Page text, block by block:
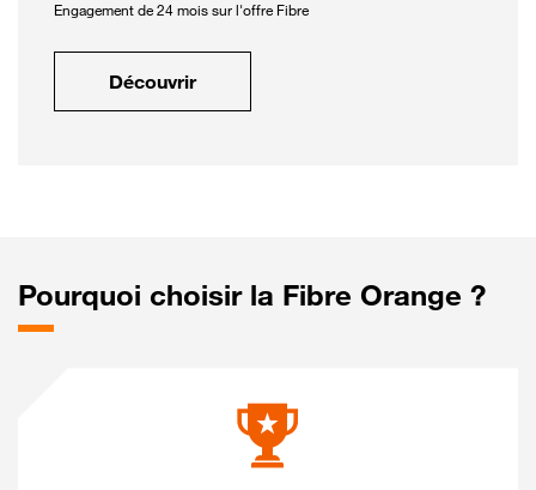
Engagement de 24 mois sur l'offre Fibre
Découvrir
Pourquoi choisir la Fibre Orange ?